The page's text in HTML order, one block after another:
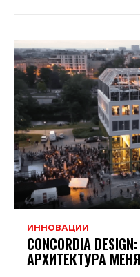
ИННОВАЦИИ
CONCORDIA
АРХИТЕКТУРА